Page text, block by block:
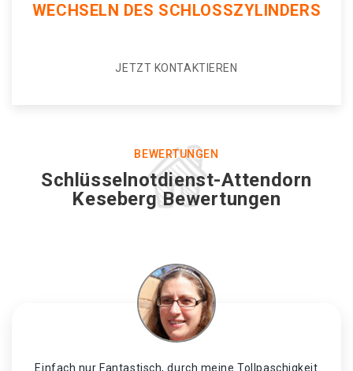
WECHSELN DES SCHLOSSZYLINDERS
JETZT KONTAKTIEREN
BEWERTUNGEN
Schlüsselnotdienst-Attendorn
Keseberg Bewertungen
Einfach nur Fantastisch, durch meine Tollpaschigkeit